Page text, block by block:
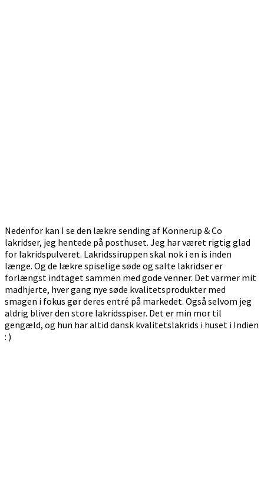
Nedenfor kan I se den lækre sending af Konnerup & Co
lakridser, jeg hentede på posthuset. Jeg har været rigtig glad
for lakridspulveret. Lakridssiruppen skal nok i en is inden
længe. Og de lækre spiselige søde og salte lakridser er
forlængst indtaget sammen med gode venner. Det varmer mit
madhjerte, hver gang nye søde kvalitetsprodukter med
smagen i fokus gør deres entré på markedet. Også selvom jeg
aldrig bliver den store lakridsspiser. Det er min mor til
gengæld, og hun har altid dansk kvalitetslakrids i huset i Indien
: )